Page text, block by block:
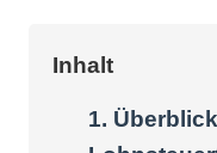
Inhalt
1.